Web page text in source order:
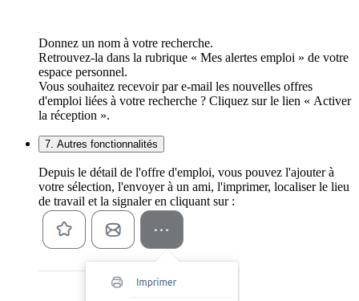
Donnez un nom à votre recherche.
Retrouvez-la dans la rubrique « Mes alertes emploi » de votre
espace personnel.
Vous souhaitez recevoir par e-mail les nouvelles offres
d'emploi liées à votre recherche ? Cliquez sur le lien « Activer
la réception ».
7. Autres fonctionnalités
Depuis le détail de l'offre d'emploi, vous pouvez l'ajouter à
votre sélection, l'envoyer à un ami, l'imprimer, localiser le lieu
de travail et la signaler en cliquant sur :